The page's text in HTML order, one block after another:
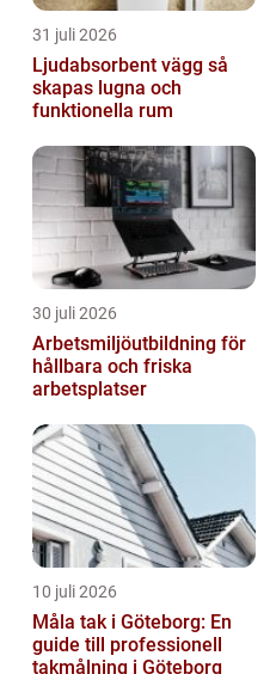
31 juli 2026
Ljudabsorbent vägg så
skapas lugna och
funktionella rum
30 juli 2026
Arbetsmiljöutbildning för
hållbara och friska
arbetsplatser
10 juli 2026
Måla tak i Göteborg: En
guide till professionell
takmålning i Göteborg